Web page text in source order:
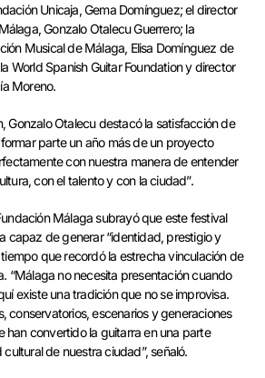
Unicaja, Gema Domínguez; el director
Gonzalo Otalecu Guerrero; la
Musical de Málaga, Elisa Domínguez de
World Spanish Guitar Foundation y director
Moreno.
Gonzalo Otalecu destacó la satisfacción de
parte un año más de un proyecto
con nuestra manera de entender
con el talento y con la ciudad”.
Málaga subrayó que este festival
capaz de generar “identidad, prestigio y
que recordó la estrecha vinculación de
“Málaga no necesita presentación cuando
existe una tradición que no se improvisa.
conservatorios, escenarios y generaciones
han convertido la guitarra en una parte
de nuestra ciudad”, señaló.